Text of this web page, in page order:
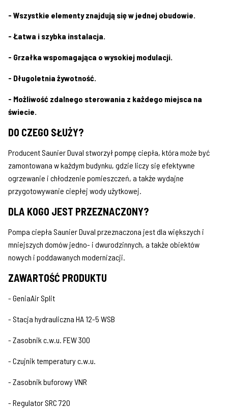
- Wszystkie elementy znajdują się w jednej obudowie.
- Łatwa i szybka instalacja.
- Grzałka wspomagająca o wysokiej modulacji.
- Długoletnia żywotność.
- Możliwość zdalnego sterowania z każdego miejsca na
świecie.
DO CZEGO SŁUŻY?
Producent Saunier Duval stworzył pompę ciepła, która może być
zamontowana w każdym budynku, gdzie liczy się efektywne
ogrzewanie i chłodzenie pomieszczeń, a także wydajne
przygotowywanie ciepłej wody użytkowej.
DLA KOGO JEST PRZEZNACZONY?
Pompa ciepła Saunier Duval przeznaczona jest dla większych i
mniejszych domów jedno- i dwurodzinnych, a także obiektów
nowych i poddawanych modernizacji.
ZAWARTOŚĆ PRODUKTU
- GeniaAir Split
- Stacja hydrauliczna HA 12-5 WSB
- Zasobnik c.w.u. FEW 300
- Czujnik temperatury c.w.u.
- Zasobnik buforowy VNR
- Regulator SRC 720